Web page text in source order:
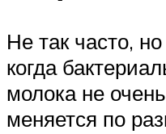
Не так часто,
когда
молока не
меняется по